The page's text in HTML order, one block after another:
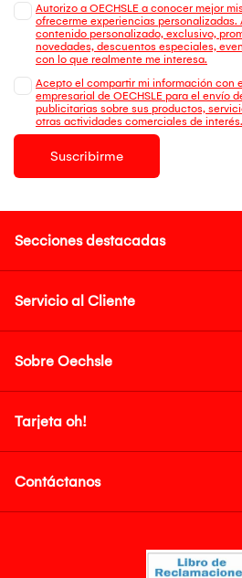
Autorizo a OECHSLE a conocer mejor
ofrecerme experiencias personalizadas.
contenido personalizado, exclusivo,
novedades, descuentos especiales,
con lo que realmente me interesa.
Acepto el compartir mi información con
empresarial de OECHSLE para el envío
publicitarias sobre sus productos,
otras actividades comerciales de interés.
Suscribirme
Secciones destacadas
Servicio al Cliente
Sobre Oechsle
Tarjeta oh!
Contáctanos